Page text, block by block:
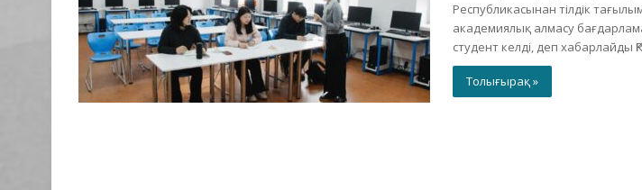
Республикасынан тілдік
академиялық алмасу
студент келді, деп хабарлайды
Толығырақ »